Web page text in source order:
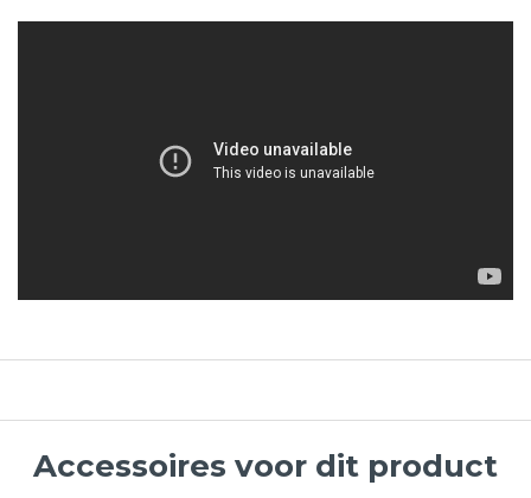
Accessoires voor dit product